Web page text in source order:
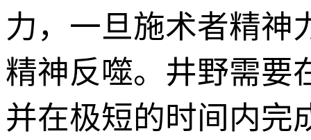
力，一旦施术者精神
精神反噬。井野需要
并在极短的时间内完